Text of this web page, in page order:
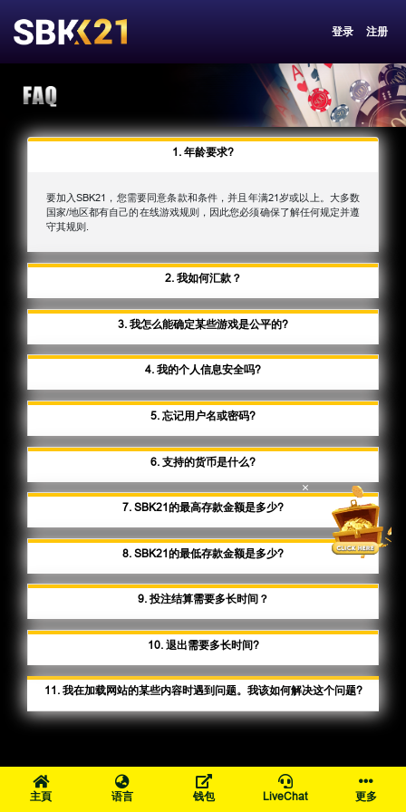
登录 注册
1. 年龄要求?
要加入SBK21，您需要同意条款和条件，并且年满21岁或以上。大多数
国家/地区都有自己的在线游戏规则，因此您必须确保了解任何规定并遵
守其规则.
2. 我如何汇款？
3. 我怎么能确定某些游戏是公平的?
4. 我的个人信息安全吗?
5. 忘记用户名或密码?
6. 支持的货币是什么?
7. SBK21的最高存款金额是多少?
8. SBK21的最低存款金额是多少?
9. 投注结算需要多长时间？
10. 退出需要多长时间?
11. 我在加载网站的某些内容时遇到问题。我该如何解决这个问题?
主頁 语言 钱包 LiveChat 更多
×